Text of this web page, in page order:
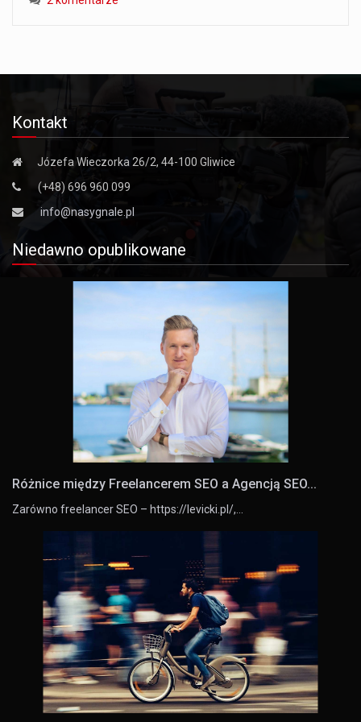
Kontakt
Józefa Wieczorka 26/2, 44-100 Gliwice
(+48) 696 960 099
info@nasygnale.pl
Niedawno opublikowane
Różnice między Freelancerem SEO a Agencją SEO...
Zarówno freelancer SEO – https://levicki.pl/,…